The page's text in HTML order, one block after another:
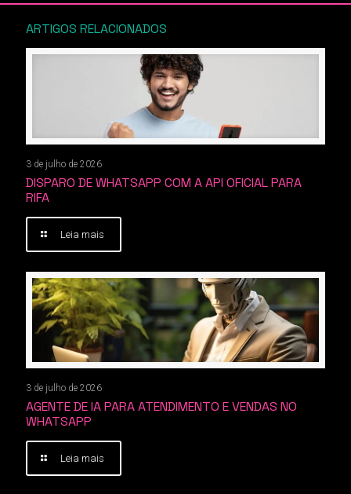
ARTIGOS RELACIONADOS
3 de julho de 2026
DISPARO DE WHATSAPP COM A API OFICIAL PARA
RIFA
Leia mais
3 de julho de 2026
AGENTE DE IA PARA ATENDIMENTO E VENDAS NO
WHATSAPP
Leia mais